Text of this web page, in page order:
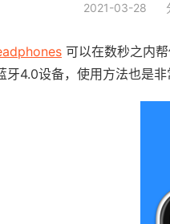
2021-03-28
可以在数秒之内
牙4.0设备，使用方法也是非